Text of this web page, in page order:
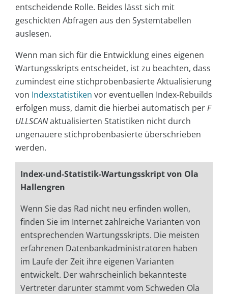
entscheidende Rolle. Beides lässt sich mit
geschickten Abfragen aus den Systemtabellen
auslesen.
Wenn man sich für die Entwicklung eines eigenen
Wartungsskripts entscheidet, ist zu beachten, dass
zumindest eine stichprobenbasierte Aktualisierung
von Indexstatistiken vor eventuellen Index-Rebuilds
erfolgen muss, damit die hierbei automatisch perF
ULLSCANaktualisierten Statistiken nicht durch
ungenauere stichprobenbasierte überschrieben
werden.
Index-und-Statistik-Wartungsskript von Ola
Hallengren
Wenn Sie das Rad nicht neu erfinden wollen,
finden Sie im Internet zahlreiche Varianten von
entsprechenden Wartungsskripts. Die meisten
erfahrenen Datenbankadministratoren haben
im Laufe der Zeit ihre eigenen Varianten
entwickelt. Der wahrscheinlich bekannteste
Vertreter darunter stammt vom Schweden Ola